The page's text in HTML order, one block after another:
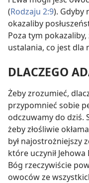
(Rodzaju 2:9). Gdyby
okazaliby
Poza tym
ustalania, co jest dla
DLACZEGO
Żeby zrozumieć,
przypomnieć sobie
odczuwamy do dziś.
żeby złośliwie
był najostrożniejszy
które uczynił
Bóg rzeczywiście
owoców ze